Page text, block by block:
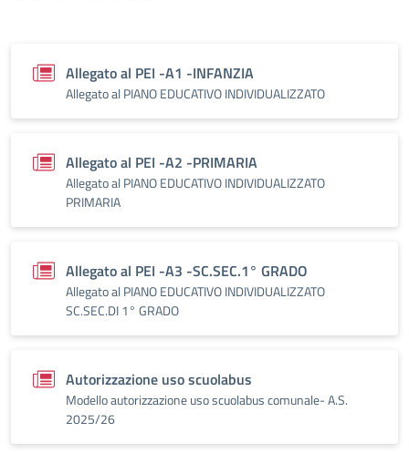
Allegato al PEI -A1 -INFANZIA
Allegato al PIANO EDUCATIVO INDIVIDUALIZZATO
Allegato al PEI -A2 -PRIMARIA
Allegato al PIANO EDUCATIVO INDIVIDUALIZZATO
PRIMARIA
Allegato al PEI -A3 -SC.SEC.1° GRADO
Allegato al PIANO EDUCATIVO INDIVIDUALIZZATO
SC.SEC.DI 1° GRADO
Autorizzazione uso scuolabus
Modello autorizzazione uso scuolabus comunale- A.S.
2025/26